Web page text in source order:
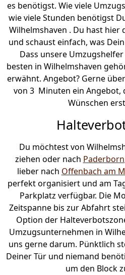
es benötigst. Wie viele
wie viele Stunden benötigst
Wilhelmshaven . Du hast
und schaust einfach, was
Dass unsere
besten in Wilhelmshaven
erwähnt. Angebot? Gerne
von 3 Minuten ein Angebot,
Wünschen
Du möchtest von
ziehen oder nach Paderborn
lieber nach Offenbach am
perfekt organisiert und am
Parkplatz verfügbar. Die
Zeitspanne bis zur Abfahrt
Option der
Umzugsunternehmen in
uns gerne darum. Pünktlich
Deiner Tür und niemand
um den Block